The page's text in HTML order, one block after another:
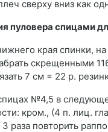
сверху вниз как
пуловера спицами
края спинки,
скрещенными
7 см = 22 р.
№4,5 в
кром., (4 п. лиц.
раза повторить